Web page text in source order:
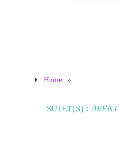
Home »
SUJET(S) :